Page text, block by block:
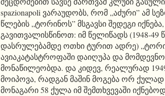
spazionapoli ვარაუდობს, რომ „აძური” ამ
წლების „ტორინოს” მსგავსი შედეგი
გავითვალისწინოთ: იმ წელიწადს (1948-49
დასრულებამდე ოთხი ტურით ადრე)
ავიაკატასტროფაში დაიღუპა და მომდევნო
მონაწილეობდა. და კიდევ, რეალურად
მოიპოვა, რადგან მაშინ მოგება ორ ქულად
მონაგარი 58 ქულა იმ შემთხვევაში